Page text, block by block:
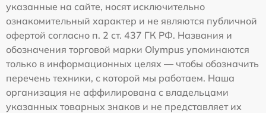
указанные на сайте, носят исключительно
ознакомительный характер и не являются публичной
офертой согласно п. 2 ст. 437 ГК РФ. Названия и
обозначения торговой марки Olympus упоминаются
только в информационных целях — чтобы обозначить
перечень техники, с которой мы работаем. Наша
организация не аффилирована с владельцами
указанных товарных знаков и не представляет их